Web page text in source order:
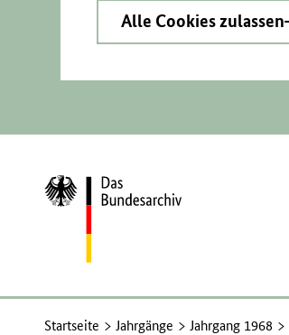
Alle Cookies zulassen
Zur
Startseite
Startseite Jahrgänge Jahrgang 1968